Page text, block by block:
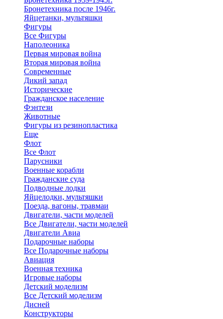
Бронетехника после 1946г.
Яйцетанки, мультяшки
Фигуры
Все Фигуры
Наполеоника
Первая мировая война
Вторая мировая война
Современные
Дикий запад
Исторические
Гражданское население
Фэнтези
Животные
Фигуры из резинопластика
Еще
Флот
Все Флот
Парусники
Военные корабли
Гражданские суда
Подводные лодки
Яйцелодки, мультяшки
Поезда, вагоны, травмаи
Двигатели, части моделей
Все Двигатели, части моделей
Двигатели Авиа
Подарочные наборы
Все Подарочные наборы
Авиация
Военная техника
Игровые наборы
Детский моделизм
Все Детский моделизм
Дисней
Конструкторы